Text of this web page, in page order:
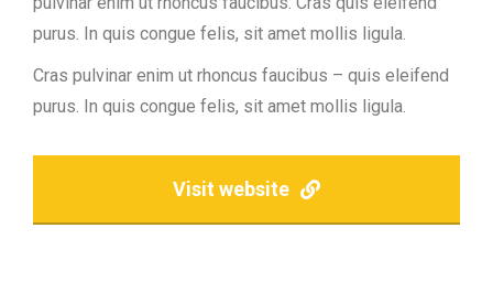
purus. In quis congue felis, sit amet mollis ligula.
Cras pulvinar enim ut rhoncus faucibus – quis eleifend
purus. In quis congue felis, sit amet mollis ligula.
Visit website